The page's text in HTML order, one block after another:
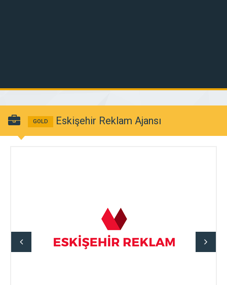
GOLD Eskişehir Reklam Ajansı